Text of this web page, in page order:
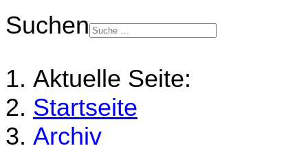
Suchen
Aktuelle Seite:
Startseite
Archiv